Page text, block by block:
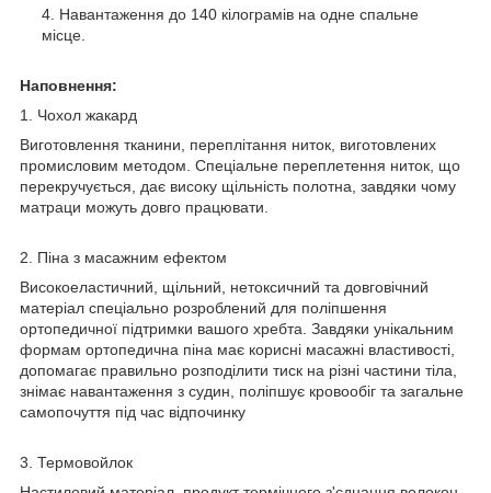
Навантаження до 140 кілограмів на одне спальне
місце.
Наповнення:
1. Чохол жакард
Виготовлення тканини, переплітання ниток, виготовлених
промисловим методом. Спеціальне переплетення ниток, що
перекручується, дає високу щільність полотна, завдяки чому
матраци можуть довго працювати.
2. Піна з масажним ефектом
Високоеластичний, щільний, нетоксичний та довговічний
матеріал спеціально розроблений для поліпшення
ортопедичної підтримки вашого хребта. Завдяки унікальним
формам ортопедична піна має корисні масажні властивості,
допомагає правильно розподілити тиск на різні частини тіла,
знімає навантаження з судин, поліпшує кровообіг та загальне
самопочуття під час відпочинку
3. Термовойлок